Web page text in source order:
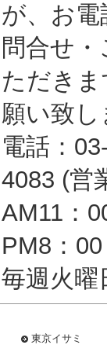
が、お
問合せ
ただき
願い致
電話：
4083 (営
AM11：
PM8：
毎週火曜
東京イサミ